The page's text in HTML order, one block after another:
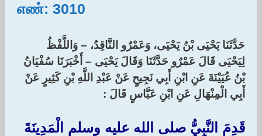
எண்: 3010
حَدَّثَنَا يَحْيَى بْنُ يَحْيَى، وَعَمْرٌو النَّاقِدُ، – وَاللَّفْظُ
لِيَحْيَى قَالَ عَمْرٌو حَدَّثَنَا وَقَالَ يَحْيَى – أَخْبَرَنَا سُفْيَانُ
بْنُ عُيَيْنَةَ عَنِ ابْنِ أَبِي نَجِيحٍ عَنْ عَبْدِ اللَّهِ بْنِ كَثِيرٍ عَنْ
أَبِي الْمِنْهَالِ عَنِ ابْنِ عَبَّاسٍ قَالَ :‏ ‏
قَدِمَ النَّبِيُّ صلى الله عليه وسلم الْمَدِينَةَ